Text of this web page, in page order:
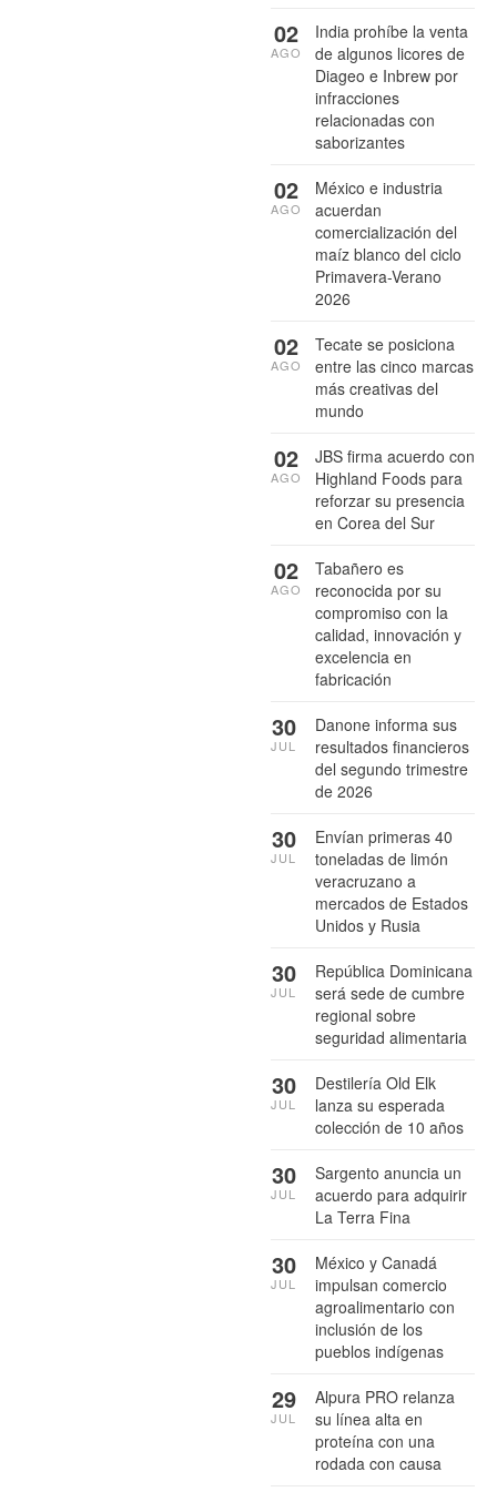
India prohíbe la venta
de algunos licores de
Diageo e Inbrew por
infracciones
relacionadas con
saborizantes
02
AGO
México e industria
acuerdan
comercialización del
maíz blanco del ciclo
Primavera-Verano
2026
02
AGO
Tecate se posiciona
entre las cinco marcas
más creativas del
mundo
02
AGO
JBS firma acuerdo con
Highland Foods para
reforzar su presencia
en Corea del Sur
02
AGO
Tabañero es
reconocida por su
compromiso con la
calidad, innovación y
excelencia en
fabricación
02
AGO
Danone informa sus
resultados financieros
del segundo trimestre
de 2026
30
JUL
Envían primeras 40
toneladas de limón
veracruzano a
mercados de Estados
Unidos y Rusia
30
JUL
República Dominicana
será sede de cumbre
regional sobre
seguridad alimentaria
30
JUL
Destilería Old Elk
lanza su esperada
colección de 10 años
30
JUL
Sargento anuncia un
acuerdo para adquirir
La Terra Fina
30
JUL
México y Canadá
impulsan comercio
agroalimentario con
inclusión de los
pueblos indígenas
30
JUL
Alpura PRO relanza
su línea alta en
proteína con una
rodada con causa
29
JUL